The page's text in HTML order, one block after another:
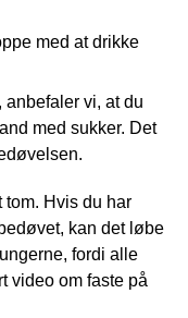
med at drikke
anbefaler vi, at du
med sukker. Det
Hvis du har
kan det løbe
fordi alle
video om faste på